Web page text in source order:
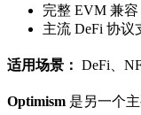
完整 EVM 兼容
主流 DeFi 协议
适用场景： DeFi、
Optimism 是另一个主